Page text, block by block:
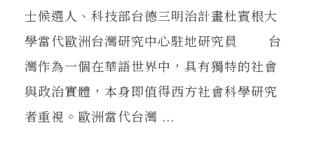
士候選人、科技部台德三明治計畫杜賓根大
學當代歐洲台灣研究中心駐地研究員 台
灣作為一個在華語世界中，具有獨特的社會
與政治實體，本身即值得西方社會科學研究
者重視。歐洲當代台灣 ...